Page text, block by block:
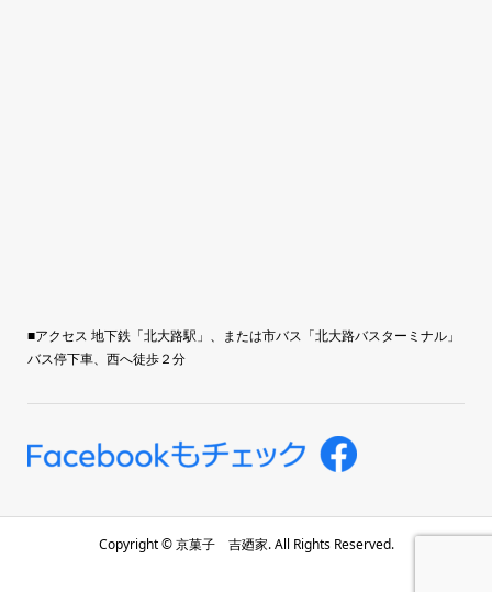
■アクセス 地下鉄「北大路駅」、または市バス「北大路バスターミナル」
バス停下車、西へ徒歩２分
Copyright ©京菓子 吉廼家. All Rights Reserved.